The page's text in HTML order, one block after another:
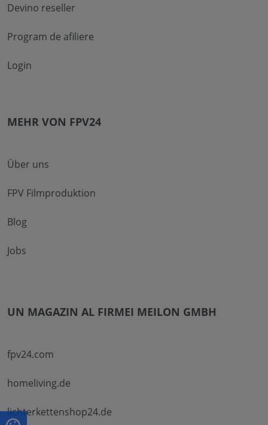
Devino reseller
Program de afiliere
Login
MEHR VON FPV24
Über uns
FPV Filmproduktion
Blog
Jobs
UN MAGAZIN AL FIRMEI MEILON GMBH
fpv24.com
homeliving.de
lichterkettenshop24.de